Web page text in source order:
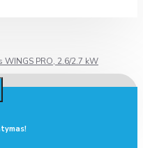
PRO, 2.6/2.7 kW